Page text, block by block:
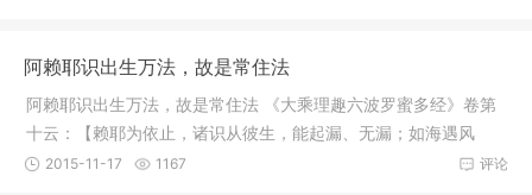
阿赖耶识出生万法，故是常住法
阿赖耶识出生万法，故是常住法 《大乘理趣六波罗蜜多经》卷第
十云：【赖耶为依止，诸识从彼生，能起漏、无漏；如海遇风
缘，起种
评论
2015-11-17 1167